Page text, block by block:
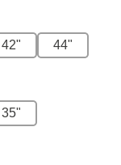
42" 44"
35"